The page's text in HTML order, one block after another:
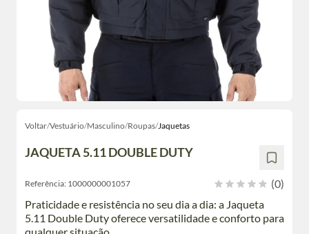
Voltar/Vestuário/Masculino/Roupas/Jaquetas
JAQUETA 5.11 DOUBLE DUTY
Referência: 1000000001057
(0)
Praticidade e resistência no seu dia a dia: a Jaqueta
5.11 Double Duty oferece versatilidade e conforto para